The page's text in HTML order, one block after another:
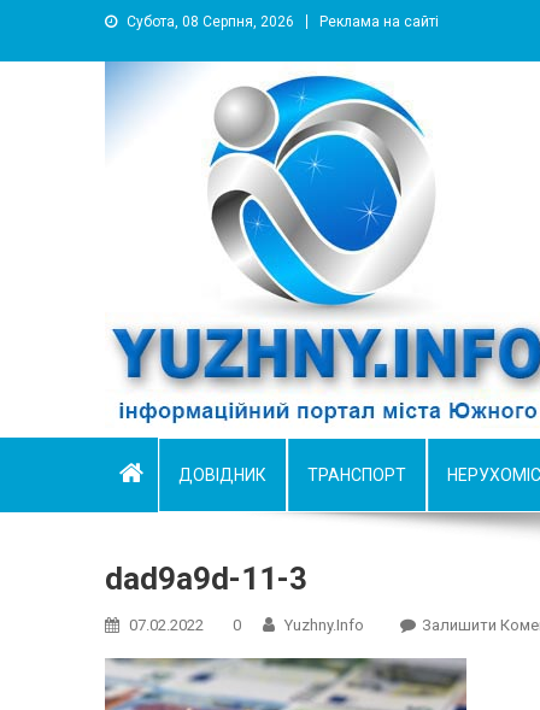
Субота, 08 Серпня, 2026 Реклама на сайті
YUZHNY.INFO
информационный портал города Южный
ДОВІДНИК ТРАНСПОРТ
dad9a9d-11-3
07.02.2022 0 Yuzhny.info Залишити